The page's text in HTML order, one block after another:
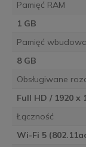
Pamięć RAM
1 GB
Pamięć
8 GB
Obsługiwane
Full HD / 1920 x
Łączność
Wi-Fi 5